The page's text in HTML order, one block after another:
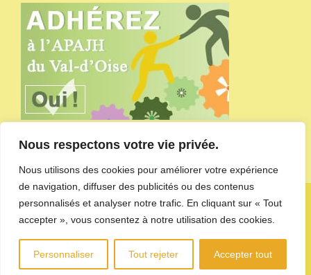
Nous respectons votre vie privée.
Nous utilisons des cookies pour améliorer votre expérience
de navigation, diffuser des publicités ou des contenus
personnalisés et analyser notre trafic. En cliquant sur « Tout
accepter », vous consentez à notre utilisation des cookies.
Personnaliser Tout rejeter Accepter tout
Copyright APAJH du Val-d'Oise - site administré parl'agence de
communication CDKIT
Mentions Légales et Politique de
confidentialité des données
LinkedInYouTubeFacebook